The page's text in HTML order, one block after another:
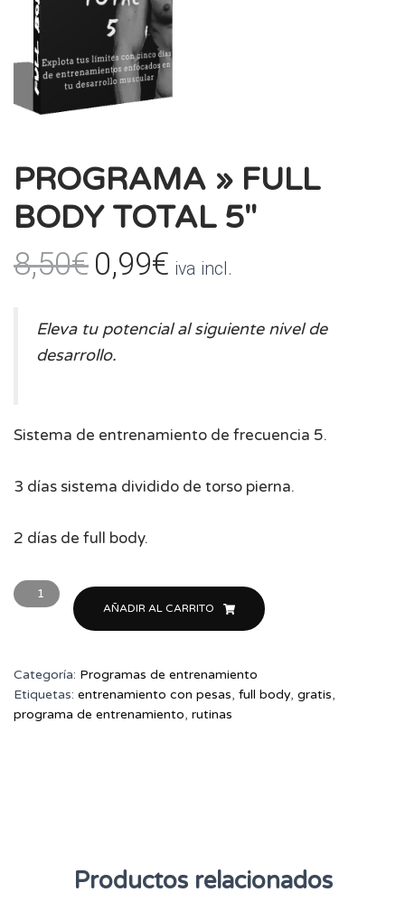
PROGRAMA » FULL
BODY TOTAL 5″
8,50€El
original
0,99€El
actual
iva incl.
Eleva tu potencial al siguiente nivel de
desarrollo.
Sistema de entrenamiento de frecuencia 5.
3 días sistema dividido de torso pierna.
2 días de full body.
PROGRAMA
"
TOTAL
5"
AÑADIR AL CARRITO
Categoría: Programas de entrenamiento
Etiquetas: entrenamiento con pesas, full body, gratis,
programa de entrenamiento, rutinas
Productos relacionados